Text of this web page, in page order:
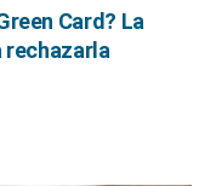
Card? La
rechazarla